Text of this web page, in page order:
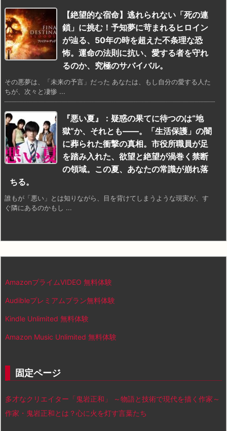
【絶望的な宿命】逃れられない「死の連
鎖」に挑む！予知夢に苛まれるヒロイン
が辿る、50年の時を超えた不条理な恐
怖。運命の法則に抗い、愛する者を守れ
るのか、究極のサバイバル。
その悪夢は、「未来の予言」だった あなたは、もし自分の愛する人た
ちが、次々と凄惨 ...
『悪い夏』：疑惑の果てに待つのは“地
獄”か、それとも――。「生活保護」の闇
に葬られた衝撃の真相。市役所職員が足
を踏み入れた、欲望と絶望が渦巻く禁断
の領域。この夏、あなたの常識が崩れ落
ちる。
誰もが「悪い」とは知りながら、目を背けてしまうような現実が、す
ぐ隣にあるのかもし ...
AmazonプライムVIDEO 無料体験
Audibleプレミアムプラン無料体験
Kindle Unlimited 無料体験
Amazon Music Unlimited 無料体験
固定ページ
多才なクリエイター「鬼岩正和」 ～物語と技術で現代を描く作家～
作家・鬼岩正和とは？心に火を灯す言葉たち